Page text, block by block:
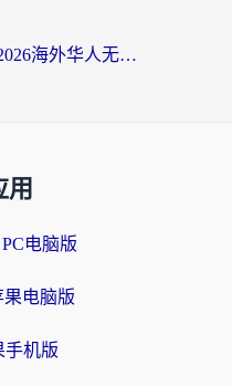
北美看剧神器怎么选？2026海外华人无缝访问国内资源全攻略
用
电脑版
果电脑版
手机版